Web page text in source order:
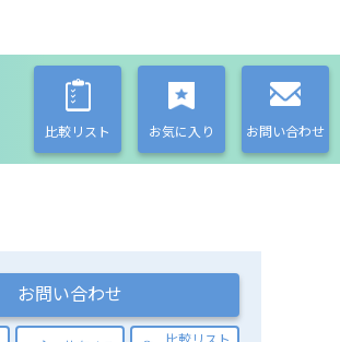
比較リスト お気に入り お問い合わせ
お問い合わせ